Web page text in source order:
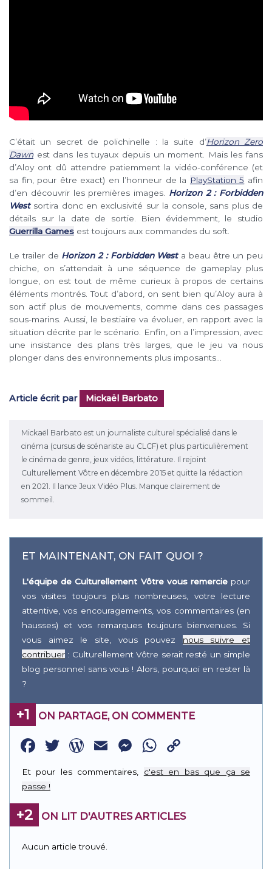
C’était un secret de polichinelle : la suite d’Horizon Zero
Dawn est dans les tuyaux depuis un moment. Mais les fans
d’Aloy ont dû attendre patiemment la vidéo-conférence (et
sa fin, pour être exact) en l’honneur de la PlayStation 5 afin
d’en découvrir les premières images. Horizon 2 : Forbidden
Westsortira donc en exclusivité sur la console, sans plus de
détails sur la date de sortie. Bien évidemment, le studio
Guerrilla Games est toujours aux commandes du soft.
Le trailer de Horizon 2 : Forbidden Westa beau être un peu
chiche, on s’attendait à une séquence de gameplay plus
longue, on est tout de même curieux à propos de certains
éléments montrés. Tout d’abord, on sent bien qu’Aloy aura à
son actif plus de mouvements, comme dans ces passages
sous-marins. Aussi, le bestiaire va évoluer, en rapport avec la
situation décrite par le scénario. Enfin, on a l’impression, avec
une insistance des plans très larges, que le jeu va nous
plonger dans des environnements plus imposants…
Article écrit par Mickaël Barbato
Mickaël Barbato est un journaliste culturel spécialisé dans le
cinéma (cursus de scénariste au CLCF) et plus particulièrement
le cinéma de genre, jeux vidéos, littérature. Il rejoint
Culturellement Vôtre en décembre 2015 et quitte la rédaction
en 2021. Il lance Jeux Vidéo Plus. Manque clairement de
sommeil.
ET MAINTENANT, ON FAIT QUOI ?
L'équipe de Culturellement Vôtre vous remerciepour
vos visites toujours plus nombreuses, votre lecture
attentive, vos encouragements, vos commentaires (en
hausses) et vos remarques toujours bienvenues. Si
vous aimez le site, vous pouvez nous suivre et
contribuer : Culturellement Vôtre serait resté un simple
blog personnel sans vous ! Alors, pourquoi en rester là
?
+1 ON PARTAGE, ON COMMENTE
Facebook
Twitter
WordPress
EmailMessenger
WhatsApp
Link
Et pour les commentaires, c'est en bas que ça se
passe !
+2 ON LIT D'AUTRES ARTICLES
Aucun article trouvé.